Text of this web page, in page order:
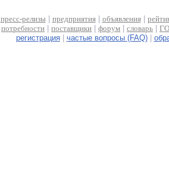
пресс-релизы предприятия| объявления|
потребности
поставщики форум словарь
регистрация| частые вопросы (FAQ)|